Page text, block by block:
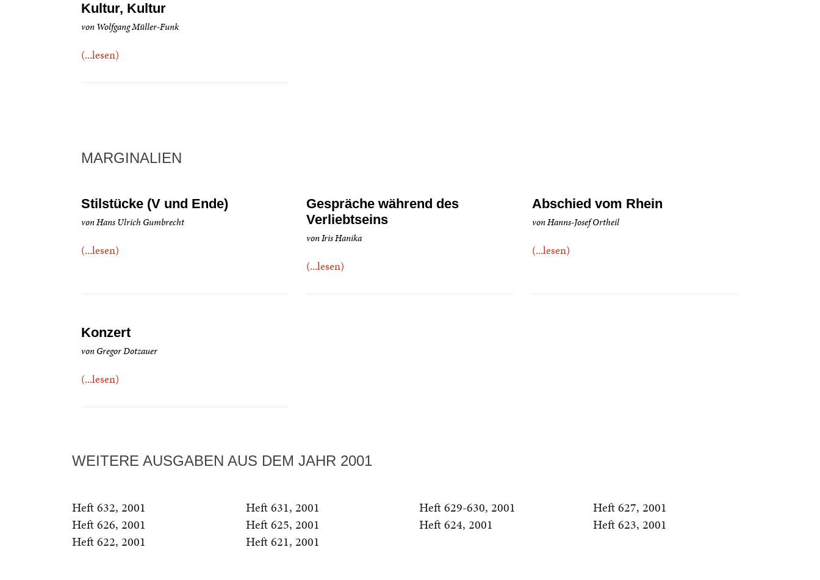
Kultur, Kultur
von Wolfgang Müller-Funk
(...lesen)
MARGINALIEN
Stilstücke (V und Ende)
von Hans Ulrich Gumbrecht
(...lesen)
Gespräche während des
Verliebtseins
von Iris Hanika
(...lesen)
Abschied vom Rhein
von Hanns-Josef Ortheil
(...lesen)
Konzert
von Gregor Dotzauer
(...lesen)
WEITERE AUSGABEN AUS DEM JAHR 2001
Heft 632, 2001 Heft 631, 2001 Heft 629-630, 2001
Heft 627, 2001
Heft 626, 2001
Heft 625, 2001 Heft 624, 2001
Heft 623, 2001
Heft 622, 2001
Heft 621, 2001